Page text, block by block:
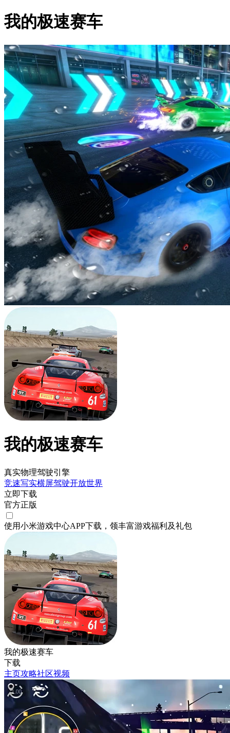
我的极速赛车
我的极速赛车
真实物理驾驶引擎
竞速写实横屏驾驶开放世界
立即下载
官方正版
使用小米游戏中心APP下载 ，领丰富游戏福利 及礼包
我的极速赛车
下载
主页攻略社区视频